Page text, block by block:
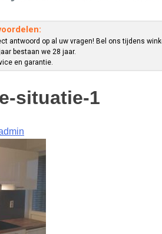
antwoord op al uw vragen! Bel ons tijdens
bestaan we 28 jaar.
en garantie.
situatie-1